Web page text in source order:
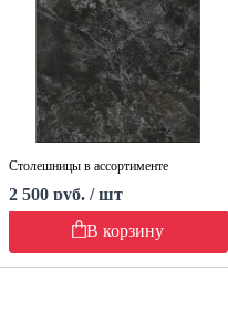
Столешницы в ассортименте
2 500 руб. / шт
В корзину